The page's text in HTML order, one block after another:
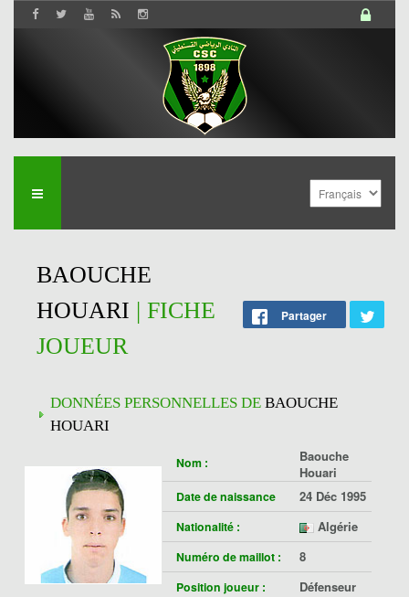
BAOUCHE
HOUARI | FICHE
JOUEUR
Partager
DONNÉES PERSONNELLES DE BAOUCHE
HOUARI
Nom :
Baouche
Houari
Date de naissance 24 Déc 1995
Nationalité : Algérie
Numéro de maillot : 8
Position joueur : Défenseur